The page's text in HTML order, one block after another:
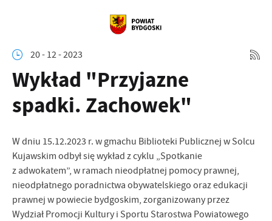
20 - 12 - 2023
Wykład "Przyjazne
spadki. Zachowek"
W dniu 15.12.2023 r. w gmachu Biblioteki Publicznej w Solcu
Kujawskim odbył się wykład z cyklu „Spotkanie
z adwokatem”, w ramach nieodpłatnej pomocy prawnej,
nieodpłatnego poradnictwa obywatelskiego oraz edukacji
prawnej w powiecie bydgoskim, zorganizowany przez
Wydział Promocji Kultury i Sportu Starostwa Powiatowego